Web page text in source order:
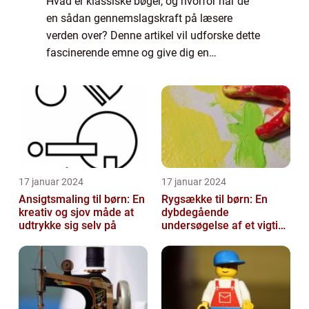
en sådan gennemslagskraft på læsere
verden over? Denne artikel vil udforske dette
fascinerende emne og give dig en
så specielle. Introduktion til klassiske
bøger...
17 januar 2024
Ansigtsmaling til børn: En
kreativ og sjov måde at
udtrykke sig selv på
17 januar 2024
Rygsække til børn: En
dybdegående
undersøgelse af et vigtigt